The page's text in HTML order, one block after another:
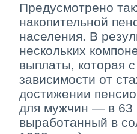
Предусмотрено
накопительной
населения. В
нескольких
выплаты, которая
зависимости от
достижении
для мужчин — в 63
выработанный в